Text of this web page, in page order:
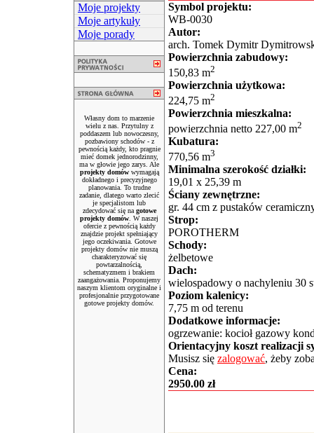
Moje projekty
Moje artykuły
Moje porady
Własny dom to marzenie
wielu z nas. Przytulny z
poddaszem lub nowoczesny,
pozbawiony schodów - z
pewnością każdy, kto pragnie
mieć domek jednorodzinny,
ma w głowie jego zarys. Ale
projekty domówwymagają
dokładnego i precyzyjnego
planowania. To trudne
zadanie, dlatego warto zlecić
je specjalistom lub
zdecydować się na gotowe
projekty domów . W naszej
ofercie z pewnością każdy
znajdzie projekt spełniający
jego oczekiwania. Gotowe
projekty domów nie muszą
charakteryzować się
powtarzalnością,
schematyzmem i brakiem
zaangażowania. Proponujemy
naszym klientom oryginalne i
profesjonalnie przygotowane
gotowe projekty domów.
Symbol projektu:
WB-0030
Autor:
arch. Tomek Dymitr
Powierzchnia zabudowy:
150,83 m2
Powierzchnia użytkowa:
224,75 m2
Powierzchnia mieszkalna:
powierzchnia netto 227,00 m2
Kubatura:
770,56 m3
Minimalna szerokość działki:
19,01 x 25,39 m
Ściany zewnętrzne:
gr. 44 cm z pustaków
Strop:
POROTHERM
Schody:
żelbetowe
Dach:
wielospadowy o nachyleniu 30
Poziom kalenicy:
7,75 m od terenu
Dodatkowe informacje:
ogrzewanie: kocioł gazowy
Orientacyjny koszt realizacji
Musisz się zalogować, żeby
Cena:
2950.00 zł